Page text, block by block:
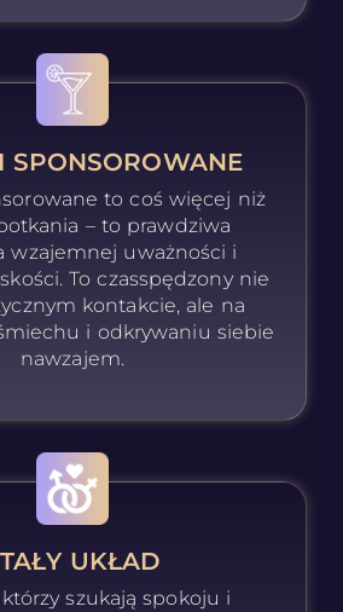
SPONSOROWANE
to coś więcej niż
– to prawdziwa
wzajemnej uważności i
To czasspędzony nie
kontakcie, ale na
i odkrywaniu siebie
nawzajem.
UKŁAD
szukają spokoju i